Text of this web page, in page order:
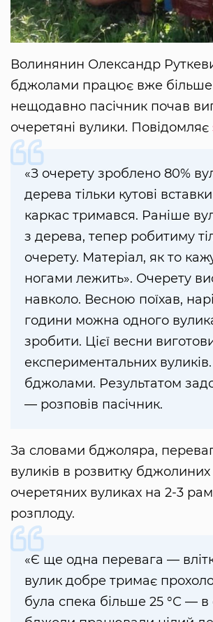
Волинянин Олександр
бджолами працює вже більше
нещодавно пасічник почав
очеретяні вулики. Повідомляє
«З очерету зроблено 80%
дерева тільки кутові
каркас тримався. Раніше
з дерева, тепер робитиму
очерету. Матеріал, як то
ногами лежить». Очерету
навколо. Весною поїхав,
години можна одного
зробити. Цієї весни
експериментальних
бджолами. Результатом
— розповів пасічник.
За словами бджоляра,
вуликів в розвитку бджолиних
очеретяних вуликах на 2-3
розплоду.
«Є ще одна перевага —
вулик добре тримає
була спека більше 25 °С — в